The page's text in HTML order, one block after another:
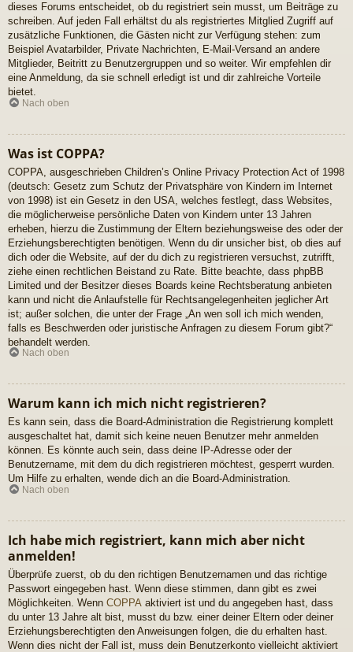
dieses Forums entscheidet, ob du registriert sein musst, um Beiträge zu
schreiben. Auf jeden Fall erhältst du als registriertes Mitglied Zugriff auf
zusätzliche Funktionen, die Gästen nicht zur Verfügung stehen: zum
Beispiel Avatarbilder, Private Nachrichten, E-Mail-Versand an andere
Mitglieder, Beitritt zu Benutzergruppen und so weiter. Wir empfehlen dir
eine Anmeldung, da sie schnell erledigt ist und dir zahlreiche Vorteile
bietet.
Nach oben
Was ist COPPA?
COPPA, ausgeschrieben Children’s Online Privacy Protection Act of 1998
(deutsch: Gesetz zum Schutz der Privatsphäre von Kindern im Internet
von 1998) ist ein Gesetz in den USA, welches festlegt, dass Websites,
die möglicherweise persönliche Daten von Kindern unter 13 Jahren
erheben, hierzu die Zustimmung der Eltern beziehungsweise des oder der
Erziehungsberechtigten benötigen. Wenn du dir unsicher bist, ob dies auf
dich oder die Website, auf der du dich zu registrieren versuchst, zutrifft,
ziehe einen rechtlichen Beistand zu Rate. Bitte beachte, dass phpBB
Limited und der Besitzer dieses Boards keine Rechtsberatung anbieten
kann und nicht die Anlaufstelle für Rechtsangelegenheiten jeglicher Art
ist; außer solchen, die unter der Frage „An wen soll ich mich wenden,
falls es Beschwerden oder juristische Anfragen zu diesem Forum gibt?“
behandelt werden.
Nach oben
Warum kann ich mich nicht registrieren?
Es kann sein, dass die Board-Administration die Registrierung komplett
ausgeschaltet hat, damit sich keine neuen Benutzer mehr anmelden
können. Es könnte auch sein, dass deine IP-Adresse oder der
Benutzername, mit dem du dich registrieren möchtest, gesperrt wurden.
Um Hilfe zu erhalten, wende dich an die Board-Administration.
Nach oben
Ich habe mich registriert, kann mich aber nicht
anmelden!
Überprüfe zuerst, ob du den richtigen Benutzernamen und das richtige
Passwort eingegeben hast. Wenn diese stimmen, dann gibt es zwei
Möglichkeiten. Wenn COPPA aktiviert ist und du angegeben hast, dass
du unter 13 Jahre alt bist, musst du bzw. einer deiner Eltern oder deiner
Erziehungsberechtigten den Anweisungen folgen, die du erhalten hast.
Wenn dies nicht der Fall ist, muss dein Benutzerkonto vielleicht aktiviert